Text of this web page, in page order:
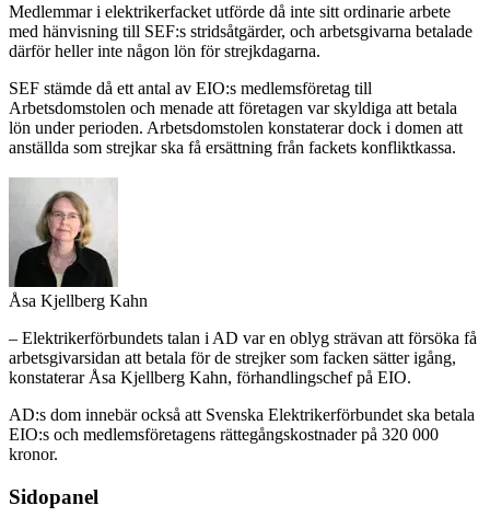
Medlemmar i elektrikerfacket utförde då inte sitt ordinarie arbete
med hänvisning till SEF:s stridsåtgärder, och arbetsgivarna betalade
därför heller inte någon lön för strejkdagarna.
SEF stämde då ett antal av EIO:s medlemsföretag till
Arbetsdomstolen och menade att företagen var skyldiga att betala
lön under perioden. Arbetsdomstolen konstaterar dock i domen att
anställda som strejkar ska få ersättning från fackets konfliktkassa.
Åsa Kjellberg Kahn
– Elektrikerförbundets talan i AD var en oblyg strävan att försöka få
arbetsgivarsidan att betala för de strejker som facken sätter igång,
konstaterar Åsa Kjellberg Kahn, förhandlingschef på EIO.
AD:s dom innebär också att Svenska Elektrikerförbundet ska betala
EIO:s och medlemsföretagens rättegångskostnader på 320 000
kronor.
Sidopanel